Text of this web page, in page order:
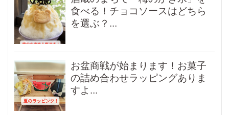
食べる！チョコソースはどちら
を選ぶ？...
お盆商戦が始まります！お菓子
の詰め合わせラッピングありま
すよ...